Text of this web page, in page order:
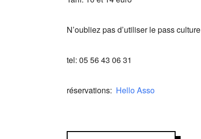
N’oubliez pas d’utiliser le pass culture
tel: 05 56 43 06 31
réservations: Hello Asso